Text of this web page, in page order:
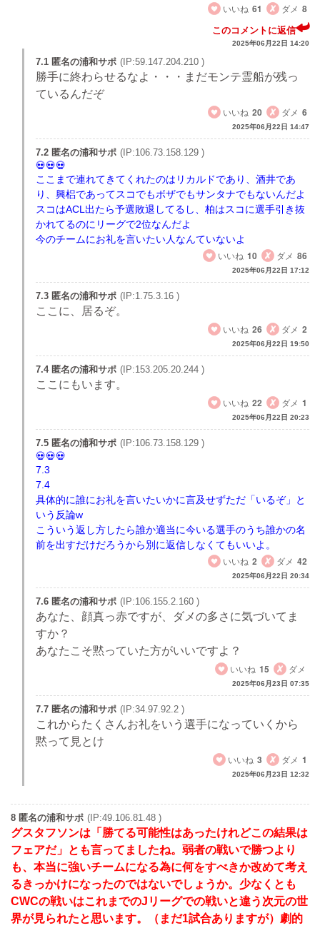
いいね 61 ダメ 8
このコメントに返信
2025年06月22日 14:20
7.1 匿名の浦和サポ (IP:59.147.204.210 )
勝手に終わらせるなよ・・・まだモンテ霊船が残っ
ているんだぞ
いいね 20 ダメ 6
2025年06月22日 14:47
7.2 匿名の浦和サポ (IP:106.73.158.129 )
ここまで連れてきてくれたのはリカルドであり、酒井であ
り、興梠であってスコでもボザでもサンタナでもないんだよ
スコはACL出たら予選敗退してるし、柏はスコに選手引き抜
かれてるのにリーグで2位なんだよ
今のチームにお礼を言いたい人なんていないよ
いいね 10 ダメ 86
2025年06月22日 17:12
7.3 匿名の浦和サポ (IP:1.75.3.16 )
ここに、居るぞ。
いいね 26 ダメ 2
2025年06月22日 19:50
7.4 匿名の浦和サポ (IP:153.205.20.244 )
ここにもいます。
いいね 22 ダメ 1
2025年06月22日 20:23
7.5 匿名の浦和サポ (IP:106.73.158.129 )
7.3
7.4
具体的に誰にお礼を言いたいかに言及せずただ「いるぞ」と
いう反論w
こういう返し方したら誰か適当に今いる選手のうち誰かの名
前を出すだけだろうから別に返信しなくてもいいよ。
いいね 2 ダメ 42
2025年06月22日 20:34
7.6 匿名の浦和サポ (IP:106.155.2.160 )
あなた、顔真っ赤ですが、ダメの多さに気づいてま
すか？
あなたこそ黙っていた方がいいですよ？
いいね 15 ダメ
2025年06月23日 07:35
7.7 匿名の浦和サポ (IP:34.97.92.2 )
これからたくさんお礼をいう選手になっていくから
黙って見とけ
いいね 3 ダメ 1
2025年06月23日 12:32
8 匿名の浦和サポ (IP:49.106.81.48 )
グスタフソンは「勝てる可能性はあったけれどこの結果は
フェアだ」とも言ってましたね。弱者の戦いで勝つより
も、本当に強いチームになる為に何をすべきか改めて考え
るきっかけになったのではないでしょうか。少なくとも
CWCの戦いはこれまでのJリーグでの戦いと違う次元の世
界が見られたと思います。（まだ1試合ありますが）劇的